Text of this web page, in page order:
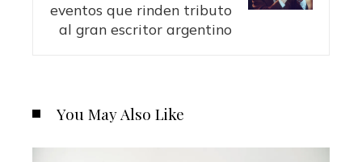
eventos que rinden tributo
al gran escritor argentino
You May Also Like